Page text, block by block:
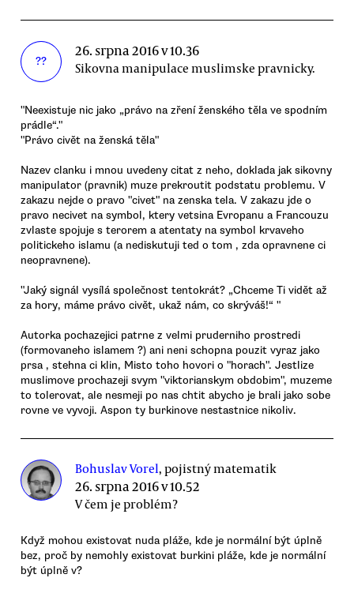
??
26. srpna 2016 v 10.36
Sikovna manipulace muslimske pravnicky.
"Neexistuje nic jako „právo na zření ženského těla ve spodním
prádle“."
"Právo civět na ženská těla"
Nazev clanku i mnou uvedeny citat z neho, doklada jak sikovny
manipulator (pravnik) muze prekroutit podstatu problemu. V
zakazu nejde o pravo "civet" na zenska tela. V zakazu jde o
pravo necivet na symbol, ktery vetsina Evropanu a Francouzu
zvlaste spojuje s terorem a atentaty na symbol krvaveho
politickeho islamu (a nediskutuji ted o tom , zda opravnene ci
neopravnene).
"Jaký signál vysílá společnost tentokrát? „Chceme Ti vidět až
za hory, máme právo civět, ukaž nám, co skrýváš!“ "
Autorka pochazejici patrne z velmi pruderniho prostredi
(formovaneho islamem ?) ani neni schopna pouzit vyraz jako
prsa , stehna ci klin, Misto toho hovori o "horach". Jestlize
muslimove prochazeji svym "viktorianskym obdobim", muzeme
to tolerovat, ale nesmeji po nas chtit abycho je brali jako sobe
rovne ve vyvoji. Aspon ty burkinove nestastnice nikoliv.
Bohuslav Vorel, pojistný matematik
26. srpna 2016 v 10.52
V čem je problém?
Když mohou existovat nuda pláže, kde je normální být úplně
bez, proč by nemohly existovat burkini pláže, kde je normální
být úplně v?